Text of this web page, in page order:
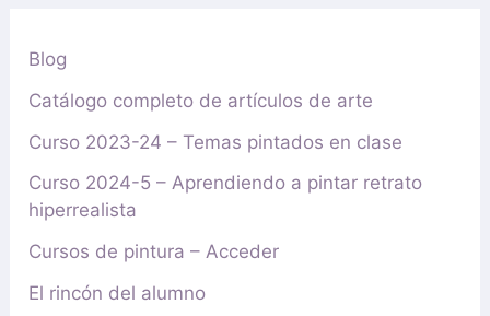
Blog
Catálogo completo de artículos de arte
Curso 2023-24 – Temas pintados en clase
Curso 2024-5 – Aprendiendo a pintar retrato
hiperrealista
Cursos de pintura – Acceder
El rincón del alumno